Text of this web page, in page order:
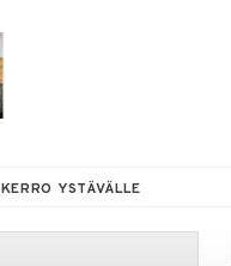
KERRO YSTÄVÄLLE